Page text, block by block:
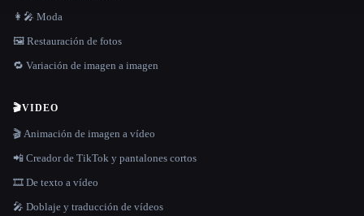
👩‍🎤 Moda
🖼️ Restauración de fotos
🔁 Variación de imagen a imagen
🎬VIDEO
🎬 Animación de imagen a vídeo
📲 Creador de TikTok y pantalones cortos
🎞️ De texto a vídeo
🎤 Doblaje y traducción de vídeos